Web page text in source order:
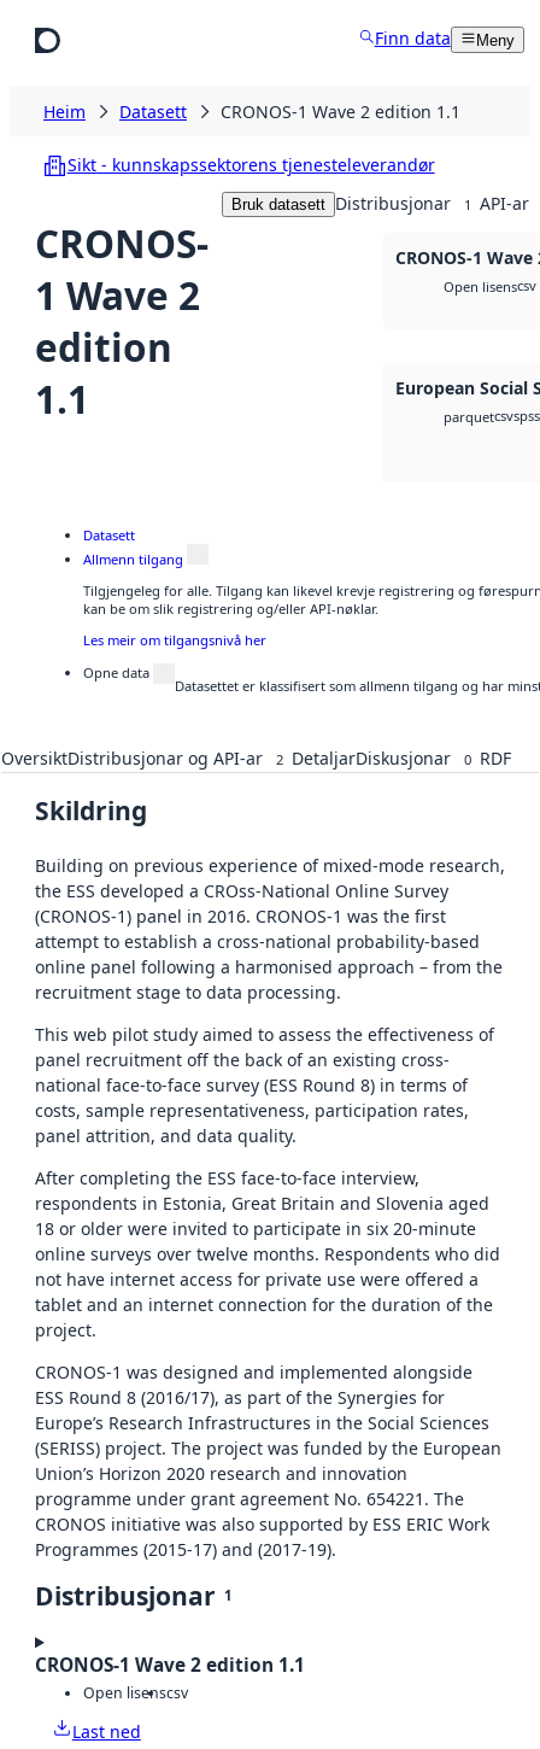
Finn data Meny
Heim Datasett CRONOS-1 Wave 2 edition 1.1
Sikt - kunnskapssektorens tjenesteleverandør
CRONOS-
1 Wave 2
edition
1.1
Bruk datasett Distribusjonar 1 API-ar
CRONOS-1
Open lisenscsv
European Social
parquetcsv
Datasett
Allmenn tilgang
Tilgjengeleg for alle. Tilgang kan likevel krevje registrering og
kan be om slik registrering og/eller API-nøklar.
Les meir om tilgangsnivå her
Opne data
Datasettet er klassifisert som allmenn tilgang og har
OversiktDistribusjonar og API-ar 2 DetaljarDiskusjonar 0 RDF
Skildring
Building on previous experience of mixed-mode research,
the ESS developed a CROss-National Online Survey
(CRONOS-1) panel in 2016. CRONOS-1 was the first
attempt to establish a cross-national probability-based
online panel following a harmonised approach – from the
recruitment stage to data processing.
This web pilot study aimed to assess the effectiveness of
panel recruitment off the back of an existing cross-
national face-to-face survey (ESS Round 8) in terms of
costs, sample representativeness, participation rates,
panel attrition, and data quality.
After completing the ESS face-to-face interview,
respondents in Estonia, Great Britain and Slovenia aged
18 or older were invited to participate in six 20-minute
online surveys over twelve months. Respondents who did
not have internet access for private use were offered a
tablet and an internet connection for the duration of the
project.
CRONOS-1 was designed and implemented alongside
ESS Round 8 (2016/17), as part of the Synergies for
Europe’s Research Infrastructures in the Social Sciences
(SERISS) project. The project was funded by the European
Union’s Horizon 2020 research and innovation
programme under grant agreement No. 654221. The
CRONOS initiative was also supported by ESS ERIC Work
Programmes (2015-17) and (2017-19).
Distribusjonar 1
CRONOS-1 Wave 2 edition 1.1
Open lisenscsv
Last ned